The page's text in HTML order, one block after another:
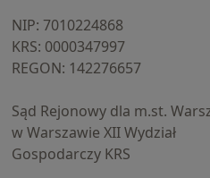
NIP: ⁠7010224868
KRS: ⁠0000347997
REGON: ⁠142276657
Sąd Rejonowy dla m.st.
w Warszawie XII Wydział
Gospodarczy KRS